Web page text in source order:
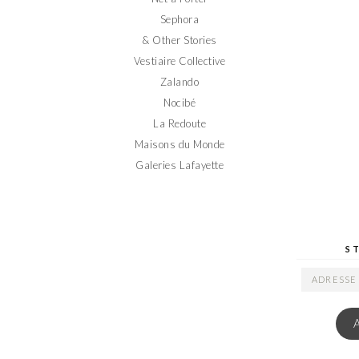
Sephora
& Other Stories
Vestiaire Collective
Zalando
Nocibé
La Redoute
Maisons du Monde
Galeries Lafayette
ADRESSE